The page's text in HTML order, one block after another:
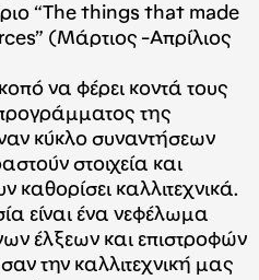
“The things that made
(Mάρτιος -Aπρίλιος
να φέρει κοντά τους
της
κύκλο συναντήσεων
στοιχεία και
καθορίσει καλλιτεχνικά.
είναι ένα νεφέλωμα
έλξεων και επιστροφών
την καλλιτεχνική μας